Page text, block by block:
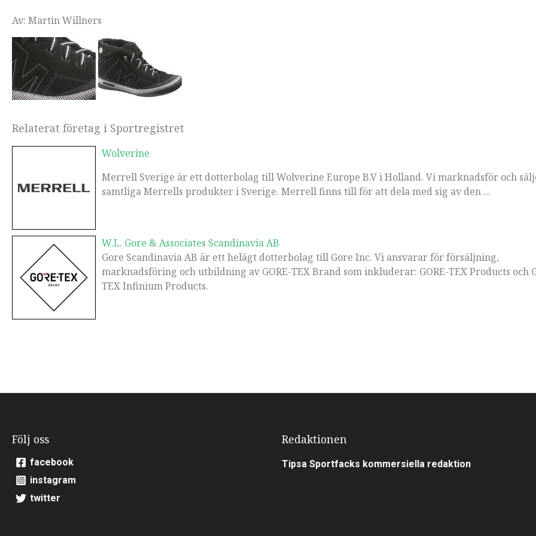
Av: Martin Willners
Relaterat företag i Sportregistret
Wolverine
Merrell Sverige är ett dotterbolag till Wolverine Europe B.V i Holland. Vi marknadsför och
samtliga Merrells produkter i Sverige. Merrell finns till för att dela med sig av den ...
W.L. Gore & Associates Scandinavia AB
Gore Scandinavia AB är ett helägt dotterbolag till Gore Inc. Vi ansvarar för försäljning,
marknadsföring och utbildning av GORE-TEX Brand som inkluderar: GORE-TEX Products och
TEX Infinium Products.
Följ oss
facebook
instagram
twitter
Redaktionen
Tipsa Sportfacks kommersiella redaktion